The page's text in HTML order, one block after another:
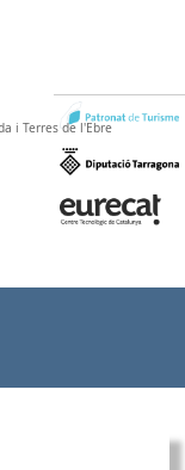
i Terres de l'Ebre